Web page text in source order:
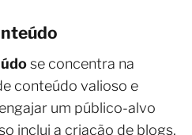
se concentra na
conteúdo valioso e
um público-alvo
inclui a criação de blogs,